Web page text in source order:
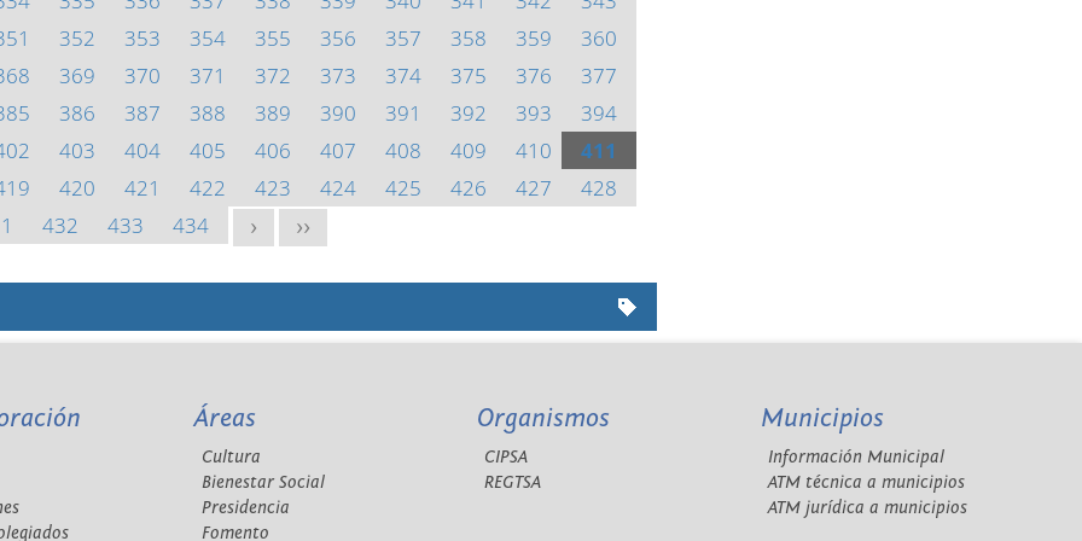
352 353 354 355 356 357 358 359
360
369 370 371 372 373 374 375 376
377
386 387 388 389 390 391 392 393
394
403 404 405 406 407 408 409 410
411
420 421 422 423 424 425 426 427
428
432 433 434 > >>
Áreas
Cultura
Bienestar Social
Presidencia
Fomento
Organismos
CIPSA
REGTSA
Municipios
Información Municipal
ATM técnica a municipios
ATM jurídica a municipios